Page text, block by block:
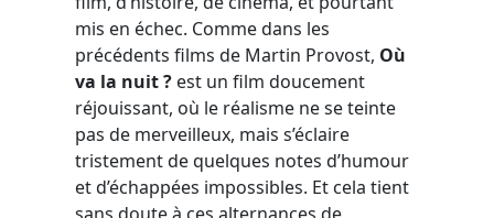
mis en échec. Comme dans les
précédents films de Martin Provost, Où
va la nuit ? est un film doucement
réjouissant, où le réalisme ne se teinte
pas de merveilleux, mais s’éclaire
tristement de quelques notes d’humour
et d’échappées impossibles. Et cela tient